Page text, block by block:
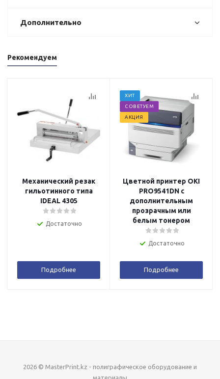
Дополнительно
Рекомендуем
Механический резак
гильотинного типа
IDEAL 4305
Достаточно
Подробнее
ХИТ
СОВЕТУЕМ
АКЦИЯ
Цветной принтер OKI
PRO9541DN с
дополнительным
прозрачным или
белым тонером
Достаточно
Подробнее
2026 © MasterPrint.kz - полиграфическое оборудование и
материалы